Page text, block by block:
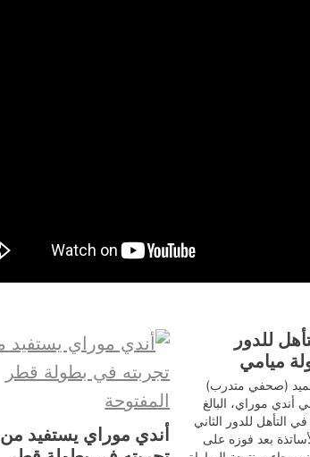
للدور
ميامي
(صحفي متدرب)
أندي موراي، البالغ
36 عامًا، في التأهل للدور الثاني
بعد فوزه على
أندي موراي يستفيد من